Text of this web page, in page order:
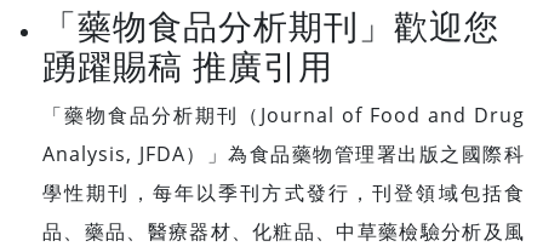
「藥物食品分析期刊」歡迎您
踴躍賜稿 推廣引用
「藥物食品分析期刊（Journal of Food and Drug
Analysis, JFDA）」為食品藥物管理署出版之國際科
學性期刊，每年以季刊方式發行，刊登領域包括食
品、藥品、醫療器材、化粧品、中草藥檢驗分析及風